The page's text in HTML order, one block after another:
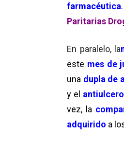
farmacéutica
Paritarias
En paralelo, la
este mes de
una dupla de
y el
vez, la
adquirido a